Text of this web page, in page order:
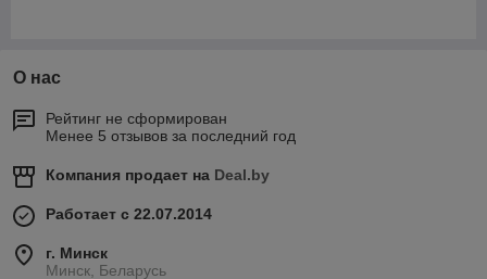
О нас
Рейтинг не сформирован
Менее 5 отзывов за последний год
Компания продает на Deal.by
Работает с 22.07.2014
г. Минск
Минск, Беларусь